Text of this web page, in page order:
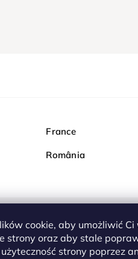
cookie, aby umożliwić Ci
strony oraz aby stale
strony poprzez
France
România